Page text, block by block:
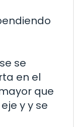
se
en el
que
y y se